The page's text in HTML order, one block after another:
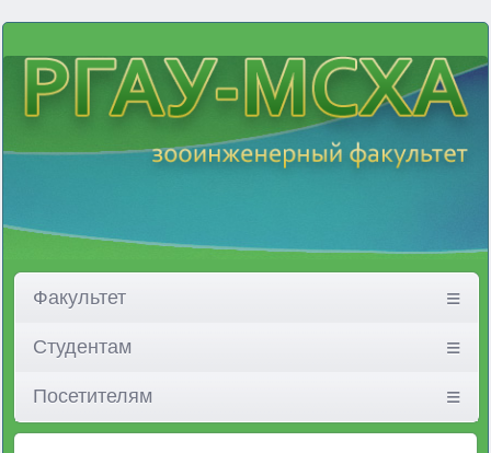
Факультет
Студентам
Посетителям